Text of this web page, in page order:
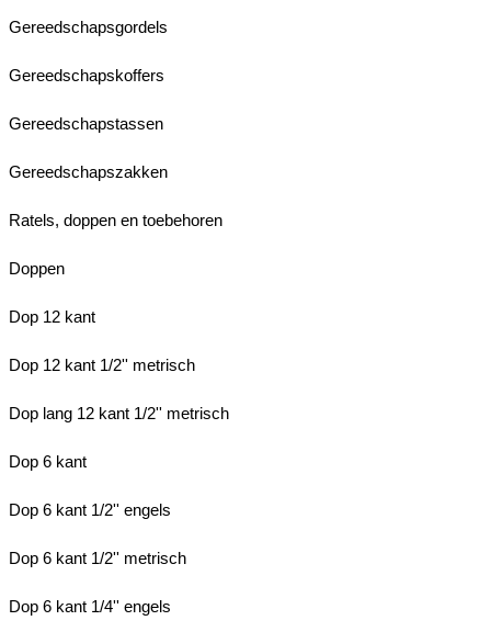
Gereedschapsgordels
Gereedschapskoffers
Gereedschapstassen
Gereedschapszakken
Ratels, doppen en toebehoren
Doppen
Dop 12 kant
Dop 12 kant 1/2'' metrisch
Dop lang 12 kant 1/2'' metrisch
Dop 6 kant
Dop 6 kant 1/2'' engels
Dop 6 kant 1/2'' metrisch
Dop 6 kant 1/4'' engels